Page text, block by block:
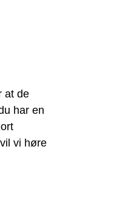
at de
har en
vi høre